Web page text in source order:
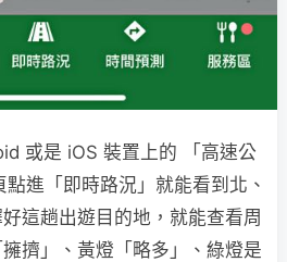
或是 iOS 裝置上的 「高速公
進「即時路況」就能看到北、
這趟出遊目的地，就能查看周
擠」、黃燈「略多」、綠燈是